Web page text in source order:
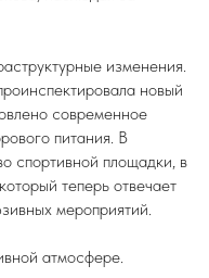
изменения.
новый
современное
питания. В
спортивной площадки, в
теперь отвечает
мероприятий.
атмосфере.